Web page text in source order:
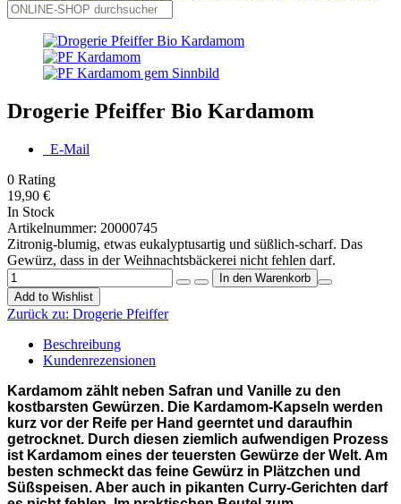
Drogerie Pfeiffer Bio Kardamom
E-Mail
0 Rating
19,90 €
In Stock
Artikelnummer: 20000745
Zitronig-blumig, etwas eukalyptusartig und süßlich-scharf. Das
Gewürz, dass in der Weihnachtsbäckerei nicht fehlen darf.
Add to Wishlist
Zurück zu: Drogerie Pfeiffer
Beschreibung
Kundenrezensionen
Kardamom zählt neben Safran und Vanille zu den
kostbarsten Gewürzen. Die Kardamom-Kapseln werden
kurz vor der Reife per Hand geerntet und daraufhin
getrocknet. Durch diesen ziemlich aufwendigen Prozess
ist Kardamom eines der teuersten Gewürze der Welt. Am
besten schmeckt das feine Gewürz in Plätzchen und
Süßspeisen. Aber auch in pikanten Curry-Gerichten darf